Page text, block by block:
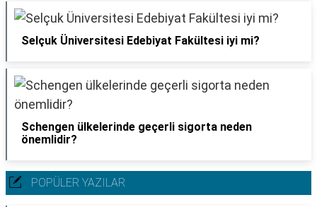
Selçuk Üniversitesi Edebiyat Fakültesi iyi mi?
Schengen ülkelerinde geçerli sigorta neden
önemlidir?
POPÜLER YAZILAR